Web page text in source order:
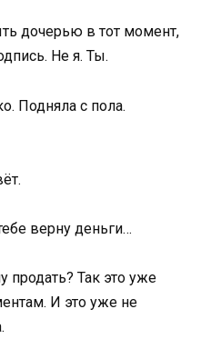
дочерью в тот момент,
Не я. Ты.
Подняла с пола.
верну деньги…
Так это уже
И это уже не